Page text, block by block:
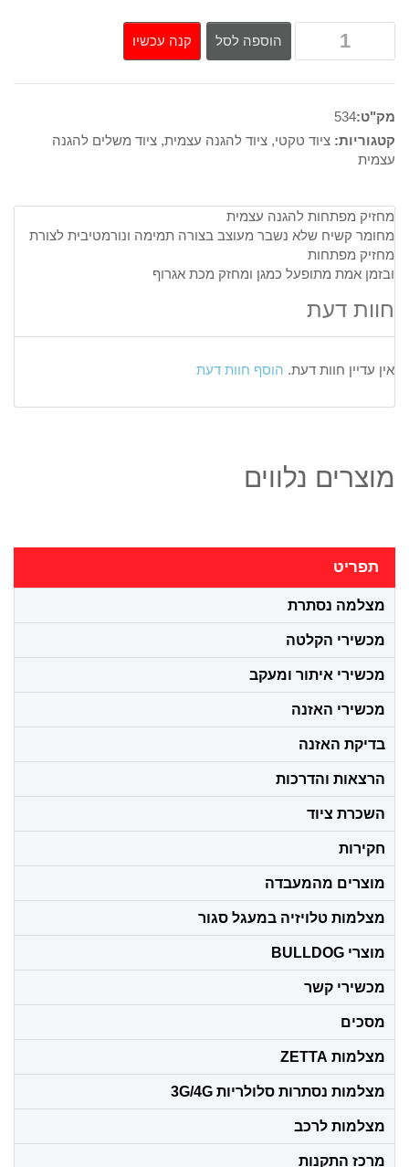
המקורי
היה:
הנוכחי
הוא:
הוספה לסל קנה עכשיו
מק"ט:534
קטגוריות: ציוד טקטי, ציוד להגנה עצמית, ציוד משלים להגנה
עצמית
מחזיק מפתחות להגנה עצמית
מחומר קשיח שלא נשבר מעוצב בצורה תמימה ונורמטיבית לצורת
מחזיק מפתחות
ובזמן אמת מתופעל כמגן ומחזק מכת אגרוף
חוות דעת
אין עדיין חוות דעת. הוסף חוות דעת
מוצרים נלווים
תפריט
מצלמה נסתרת
מכשירי הקלטה
מכשירי איתור ומעקב
מכשירי האזנה
בדיקת האזנה
הרצאות והדרכות
השכרת ציוד
חקירות
מוצרים מהמעבדה
מצלמות טלויזיה במעגל סגור
מוצרי BULLDOG
מכשירי קשר
מסכים
מצלמות ZETTA
מצלמות נסתרות סלולריות 3G/4G
מצלמות לרכב
מרכז התקנות